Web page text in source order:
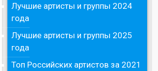
Лучшие артисты и группы 2024
года
Лучшие артисты и группы 2025
года
Топ Российских артистов за 2021